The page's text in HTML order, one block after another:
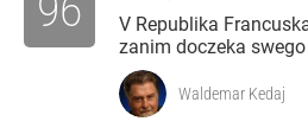
V Republika
zanim doczeka
Waldemar Kedaj